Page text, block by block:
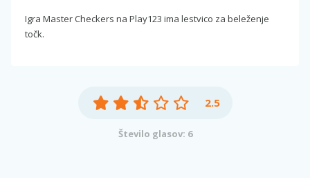
Igra Master Checkers na Play123 ima lestvico za beleženje
točk.
2.5
Število glasov: 6